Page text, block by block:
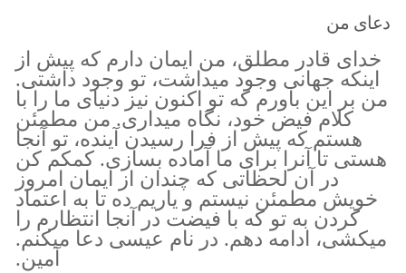
دعای من
خدای قادر مطلق، من ایمان دارم که پیش از
اینکه جهانی وجود میداشت، تو وجود داشتی.
من بر این باورم که تو اکنون نیز دنیای ما را با
کلام فیض خود، نگاه میداری. من مطمئن
هستم که پیش از فرا رسیدن آینده، تو آنجا
هستی تا آنرا برای ما آماده بسازی. کمکم کن
در آن لحظاتی که چندان از ایمان امروز
خویش مطمئن نیستم و یاریم ده تا به اعتماد
کردن به تو که با فیضت در آنجا انتظارم را
میکشی، ادامه دهم. در نام عیسی دعا میکنم.
آمین.